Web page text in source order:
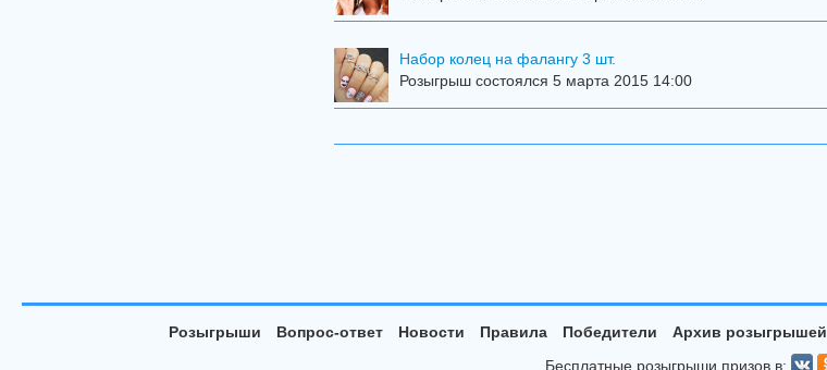
Набор колец на фалангу 3 шт.
Розыгрыш состоялся 5 марта 2015 14:00
Розыгрыши Вопрос-ответ Новости Правила Победители Архив розыгрышей
Бесплатные розыгрыши призов в: